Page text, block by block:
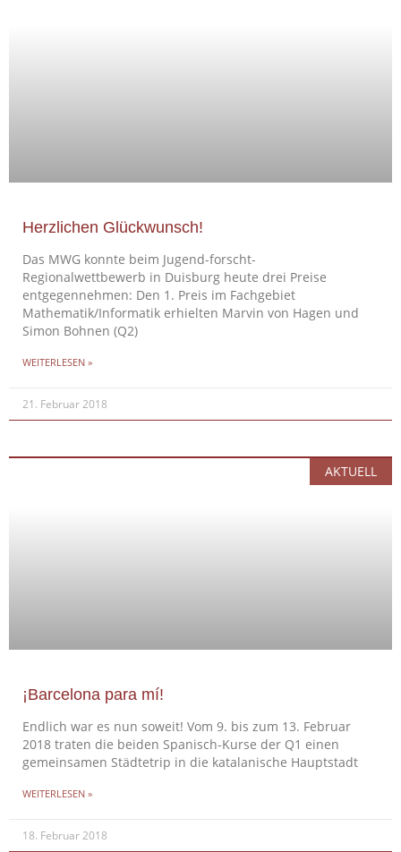
Herzlichen Glückwunsch!
Das MWG konnte beim Jugend-forscht-
Regionalwettbewerb in Duisburg heute drei Preise
entgegennehmen: Den 1. Preis im Fachgebiet
Mathematik/Informatik erhielten Marvin von Hagen und
Simon Bohnen (Q2)
WEITERLESEN »
21. Februar 2018
AKTUELL
¡Barcelona para mí!
Endlich war es nun soweit! Vom 9. bis zum 13. Februar
2018 traten die beiden Spanisch-Kurse der Q1 einen
gemeinsamen Städtetrip in die katalanische Hauptstadt
WEITERLESEN »
18. Februar 2018